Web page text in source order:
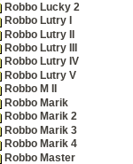
Robbo Lucky 2
Robbo Lutry I
Robbo Lutry II
Robbo Lutry III
Robbo Lutry IV
Robbo Lutry V
Robbo M II
Robbo Marik
Robbo Marik 2
Robbo Marik 3
Robbo Marik 4
Robbo Master